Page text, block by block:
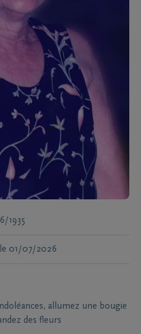
1935
le 01/07/2026
allumez une bougie
des fleurs